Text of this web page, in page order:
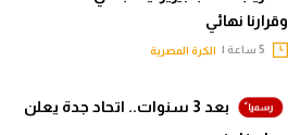
وقرارنا نهائي
الكرة المصرية
بعد 3 سنوات.. اتحاد جدة يعلن